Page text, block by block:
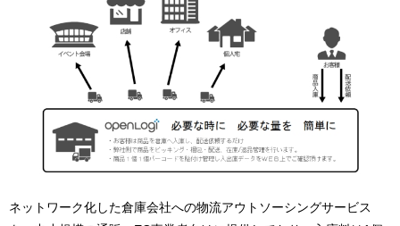
ネットワーク化した倉庫会社への物流アウトソーシングサービス